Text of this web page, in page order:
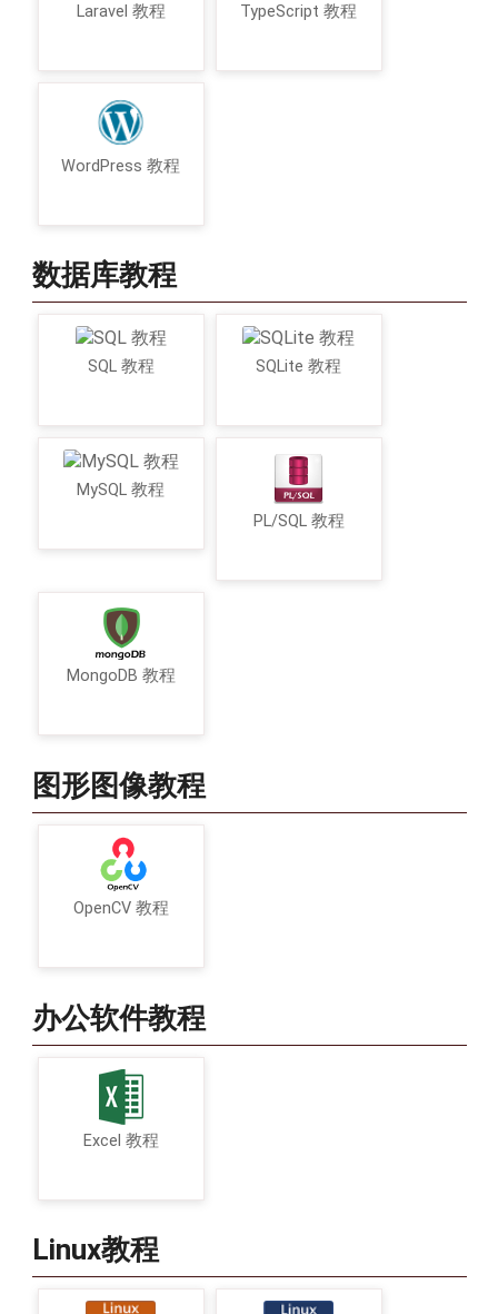
Laravel 教程 TypeScript 教程
WordPress 教程
数据库教程
SQL 教程 SQLite 教程
MySQL 教程
PL/SQL 教程
MongoDB 教程
图形图像教程
OpenCV 教程
办公软件教程
Excel 教程
Linux教程